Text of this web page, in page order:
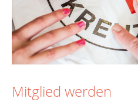
Mitglied werden